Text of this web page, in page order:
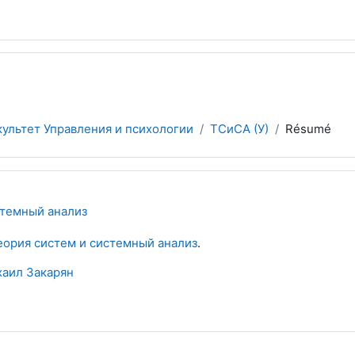
Управления и психологии ТСиСА (У) Résumé
анализ
систем и системный анализ.
Закарян